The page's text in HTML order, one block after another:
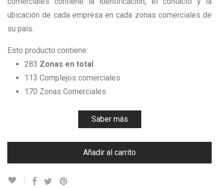
ubicación de cada empresa en cada zonas comerciales de
su país.
Esto producto contiene:
283 Zonas en total
113 Complejos comerciales
170 Zonas Comerciales
Saber más
Añadir al carrito